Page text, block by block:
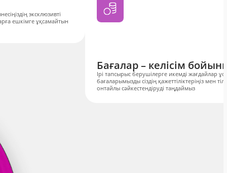
эксклюзивті
ешкімге ұқсамайтын
Бағалар – келісім
Ірі тапсырыс берушілерге икемді жағдайлар
бағаларымызды сіздің қажеттіліктеріңіз мен
онтайлы сәйкестендіруді таңдаймыз